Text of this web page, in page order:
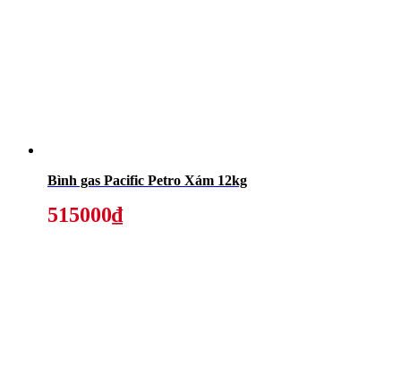
Bình gas Pacific Petro Xám 12kg
515000₫